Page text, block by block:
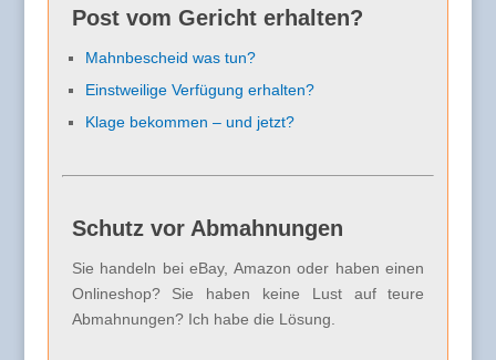
Post vom Gericht erhalten?
Mahnbescheid was tun?
Einstweilige Verfügung erhalten?
Klage bekommen – und jetzt?
Schutz vor Abmahnungen
Sie handeln bei eBay, Amazon oder haben einen
Onlineshop? Sie haben keine Lust auf teure
Abmahnungen? Ich habe die Lösung.